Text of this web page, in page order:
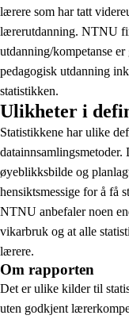
lærere som har tatt
lærerutdanning. NTNU
utdanning/kompetanse
pedagogisk utdanning
statistikken.
Ulikheter i
Statistikkene har ulike
øyeblikksbilde og
hensiktsmessige for å få
NTNU anbefaler noen
vikarbruk og at alle
lærere.
Om rapporten
Det er ulike kilder til
uten godkjent